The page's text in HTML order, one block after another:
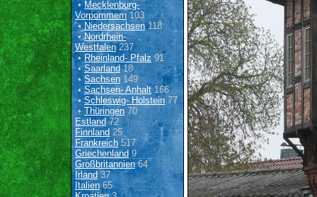
•Mecklenburg-
Vorpommern103
•Niedersachsen 118
•Nordrhein-
Westfalen237
•Rheinland- Pfalz 91
•Saarland18
•Sachsen 149
•Sachsen- Anhalt166
•Schleswig- Holstein 77
• Thüringen 70
Estland72
Finnland25
Frankreich 517
Griechenland 9
Großbritannien64
Irland 37
Italien65